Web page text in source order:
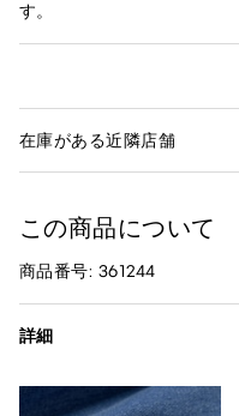
す。
在庫がある近隣店舗
この商品について
商品番号: 361244
詳細